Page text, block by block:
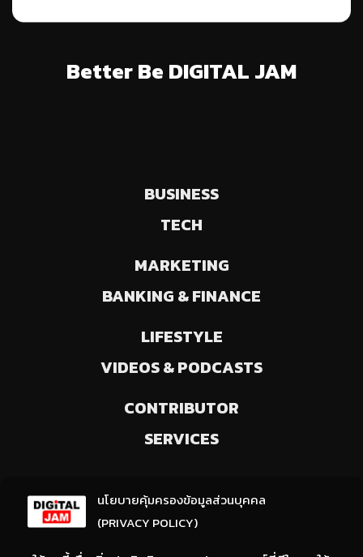
นโยบายคุ้มครองข้อมูลส่วนบุคคล
(PRIVACY POLICY)
Better Be DIGITAL JAM
BUSINESS
TECH
MARKETING
BANKING & FINANCE
LIFESTYLE
VIDEOS & PODCASTS
CONTRIBUTOR
SERVICES
ลงทะเบียนรับข่าวสารจากเรา
(ให้มีการเลือกความสนใจ / ชอบข่าวด้านใด)